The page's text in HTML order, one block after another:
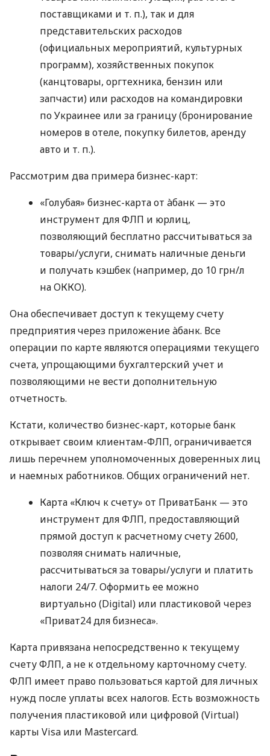
поставщиками и т. п.), так и для
представительских расходов
(официальных мероприятий, культурных
программ), хозяйственных покупок
(канцтовары, оргтехника, бензин или
запчасти) или расходов на командировки
по Украинее или за границу (бронирование
номеров в отеле, покупку билетов, аренду
авто и т. п.).
Рассмотрим два примера бизнес-карт:
«Голубая» бизнес-карта от àбанк — это
инструмент для ФЛП и юрлиц,
позволяющий бесплатно рассчитываться за
товары/услуги, снимать наличные деньги
и получать кэшбек (например, до 10 грн/л
на ОККО).
Она обеспечивает доступ к текущему счету
предприятия через приложение àбанк. Все
операции по карте являются операциями текущего
счета, упрощающими бухгалтерский учет и
позволяющими не вести дополнительную
отчетность.
Кстати, количество бизнес-карт, которые банк
открывает своим клиентам-ФЛП, ограничивается
лишь перечнем уполномоченных доверенных лиц
и наемных работников. Общих ограничений нет.
Карта «Ключ к счету» от ПриватБанк — это
инструмент для ФЛП, предоставляющий
прямой доступ к расчетному счету 2600,
позволяя снимать наличные,
рассчитываться за товары/услуги и платить
налоги 24/7. Оформить ее можно
виртуально (Digital) или пластиковой через
«Приват24 для бизнеса».
Карта привязана непосредственно к текущему
счету ФЛП, а не к отдельному карточному счету.
ФЛП имеет право пользоваться картой для личных
нужд после уплаты всех налогов. Есть возможность
получения пластиковой или цифровой (Virtual)
карты Visa или Mastercard.